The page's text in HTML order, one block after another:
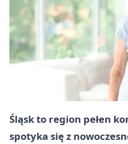
Śląsk to region pełen
spotyka się z